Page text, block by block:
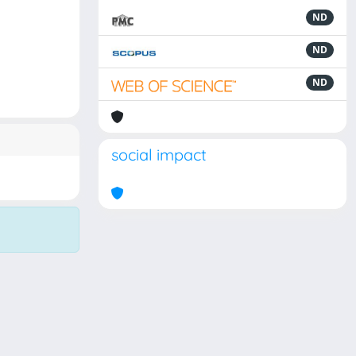
ND
ND
ND
social impact